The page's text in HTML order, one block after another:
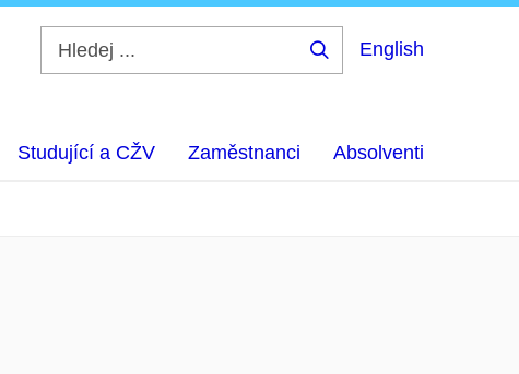
English
Studující a CŽV Zaměstnanci Absolventi